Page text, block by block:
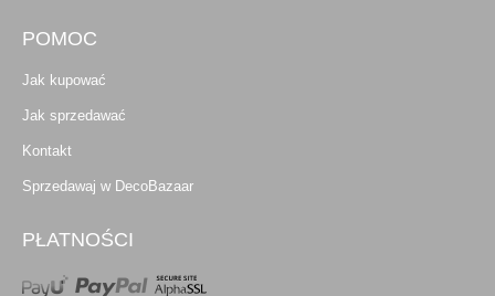
POMOC
Jak kupować
Jak sprzedawać
Kontakt
Sprzedawaj w DecoBazaar
PŁATNOŚCI